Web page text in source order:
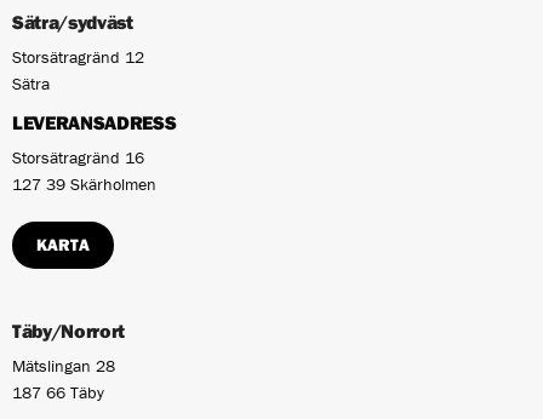
Sätra/sydväst
Storsätragränd 12
Sätra
LEVERANSADRESS
Storsätragränd 16
127 39 Skärholmen
KARTA
Täby/Norrort
Mätslingan 28
187 66 Täby